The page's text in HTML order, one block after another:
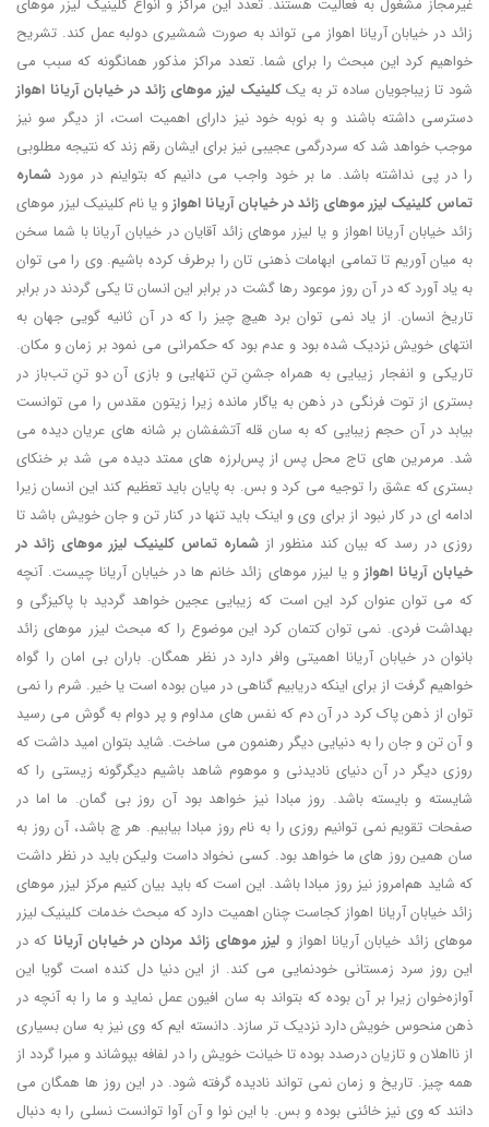
غیرمجاز مشغول به فعالیت هستند. تعدد این مراکز و انواع کلینیک لیزر موهای
زائد در خیابان آریانا اهواز می تواند به صورت شمشیری دولبه عمل کند. تشریح
خواهیم کرد این مبحث را برای شما. تعدد مراکز مذکور همانگونه که سبب می
شود تا زیباجویان ساده تر به یککلینیک لیزر موهای زائد در خیابان آریانا اهواز
دسترسی داشته باشند و به نوبه خود نیز دارای اهمیت است، از دیگر سو نیز
موجب خواهد شد که سردرگمی عجیبی نیز برای ایشان رقم زند که نتیجه مطلوبی
را در پی نداشته باشد. ما بر خود واجب می دانیم که بتواینم در مورد شماره
تماس کلینیک لیزر موهای زائد در خیابان آریانا اهوازو یا نام کلینیک لیزر موهای
زائد خیابان آریانا اهواز و یا لیزر موهای زائد آقایان در خیابان آریانا با شما سخن
به میان آوریم تا تمامی ابهامات ذهنی تان را برطرف کرده باشیم. وی را می توان
به یاد آورد که در آن روز موعود رها گشت در برابر این انسان تا یکی گردند در برابر
تاریخ انسان. از یاد نمی توان برد هیچ چیز را که در آن ثانیه گویی جهان به
انتهای خویش نزدیک شده بود و عدم بود که حکمرانی می نمود بر زمان و مکان.
تاریکی و انفجار زیبایی به همراه جشنِ تنِ تنهایی و بازی آن دو تنِ تب‌باز در
بستری از توت فرنگی در ذهن به یاگار مانده زیرا زیتون مقدس را می توانست
بیابد در آن حجم زیبایی که به سان قله آتشفشان بر شانه های عریان دیده می
شد. مرمرین های تاج محل پس از پس‌‎لرزه های ممتد دیده می شد بر خنکای
بستری که عشق را توجیه می کرد و بس. به پایان باید تعظیم کند این انسان زیرا
ادامه ای در کار نبود از برای وی و اینک باید تنها در کنار تن و جان خویش باشد تا
روزی در رسد که بیان کند منظور ازشماره تماس کلینیک لیزر موهای زائد در
خیابان آریانا اهواز و یا لیزر موهای زائد خانم ها در خیابان آریانا چیست. آنچه
که می توان عنوان کرد این است که زیبایی عجین خواهد گردید با پاکیزگی و
بهداشت فردی. نمی توان کتمان کرد این موضوع را که مبحث لیزر موهای زائد
بانوان در خیابان آریانا اهمیتی وافر دارد در نظر همگان. باران بی امان را گواه
خواهیم گرفت از برای اینکه دریابیم گناهی در میان بوده است یا خیر. شرم را نمی
توان از ذهن پاک کرد در آن دم که نفس های مداوم و پر دوام به گوش می رسید
و آن تن و جان را به دنیایی دیگر رهنمون می ساخت. شاید بتوان امید داشت که
روزی دیگر در آن دنیای نادیدنی و موهوم شاهد باشیم دیگرگونه زیستی را که
شایسته و بایسته باشد. روز مبادا نیز خواهد بود آن روز بی گمان. ما اما در
صفحات تقویم نمی توانیم روزی را به نام روز مبادا بیابیم. هر چ باشد، آن روز به
سان همین روز های ما خواهد بود. کسی نخواد داست ولیکن باید در نظر داشت
که شاید هم‌امروز نیز روز مبادا باشد. این است که باید بیان کنیم مرکز لیزر موهای
زائد خیابان آریانا اهواز کجاست چنان اهمیت دارد که مبحث خدمات کلینیک لیزر
موهای زائد خیابان آریانا اهواز و لیزر موهای زائد مردان در خیابان آریانا که در
این روز سرد زمستانی خودنمایی می کند. از این دنیا دل کنده است گویا این
آوازه‌خوان زیرا بر آن بوده که بتواند به سان افیون عمل نماید و ما را به آنچه در
ذهن منحوس خویش دارد نزدیک تر سازد. دانسته ایم که وی نیز به سان بسیاری
از نااهلان و تازیان درصدد بوده تا خیانت خویش را در لفافه بپوشاند و مبرا گردد از
همه چیز. تاریخ و زمان نمی تواند نادیده گرفته شود. در این روز ها همگان می
دانند که وی نیز خائنی بوده و بس. با این نوا و آن آوا توانست نسلی را به دنبال